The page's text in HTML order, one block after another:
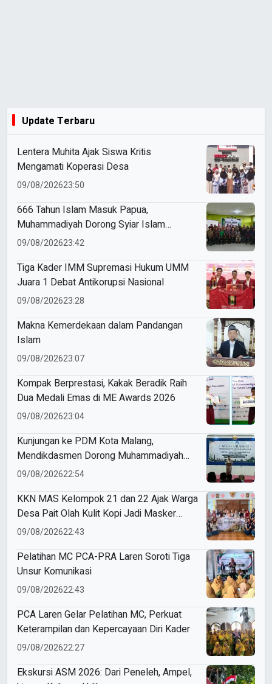
Update Terbaru
Lentera Muhita Ajak Siswa Kritis
Mengamati Koperasi Desa
09/08/202623:50
666 Tahun Islam Masuk Papua,
Muhammadiyah Dorong Syiar Islam
Berkemajuan di Fakfak
09/08/202623:42
Tiga Kader IMM Supremasi Hukum UMM
Juara 1 Debat Antikorupsi Nasional
09/08/202623:28
Makna Kemerdekaan dalam Pandangan
Islam
09/08/202623:07
Kompak Berprestasi, Kakak Beradik Raih
Dua Medali Emas di ME Awards 2026
09/08/202623:04
Kunjungan ke PDM Kota Malang,
Mendikdasmen Dorong Muhammadiyah
Perkuat Mutu dan Kemandirian Pendidikan
09/08/202622:54
KKN MAS Kelompok 21 dan 22 Ajak Warga
Desa Pait Olah Kulit Kopi Jadi Masker
Wajah
09/08/202622:43
Pelatihan MC PCA-PRA Laren Soroti Tiga
Unsur Komunikasi
09/08/202622:43
PCA Laren Gelar Pelatihan MC, Perkuat
Keterampilan dan Kepercayaan Diri Kader
09/08/202622:27
Ekskursi ASM 2026: Dari Peneleh, Ampel,